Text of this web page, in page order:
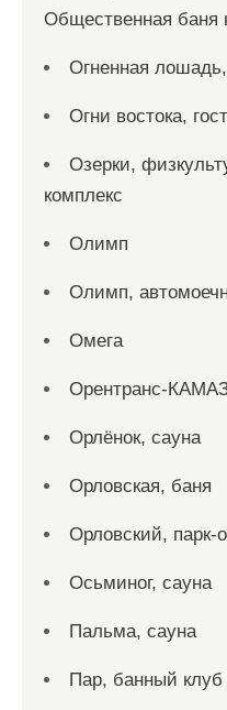
Общественная баня
Огненная
Огни востока,
Озерки,
комплекс
Олимп
Олимп,
Омега
Орентранс-
Орлёнок, сауна
Орловская, баня
Орловский, парк-
Осьминог, сауна
Пальма, сауна
Пар, банный клуб